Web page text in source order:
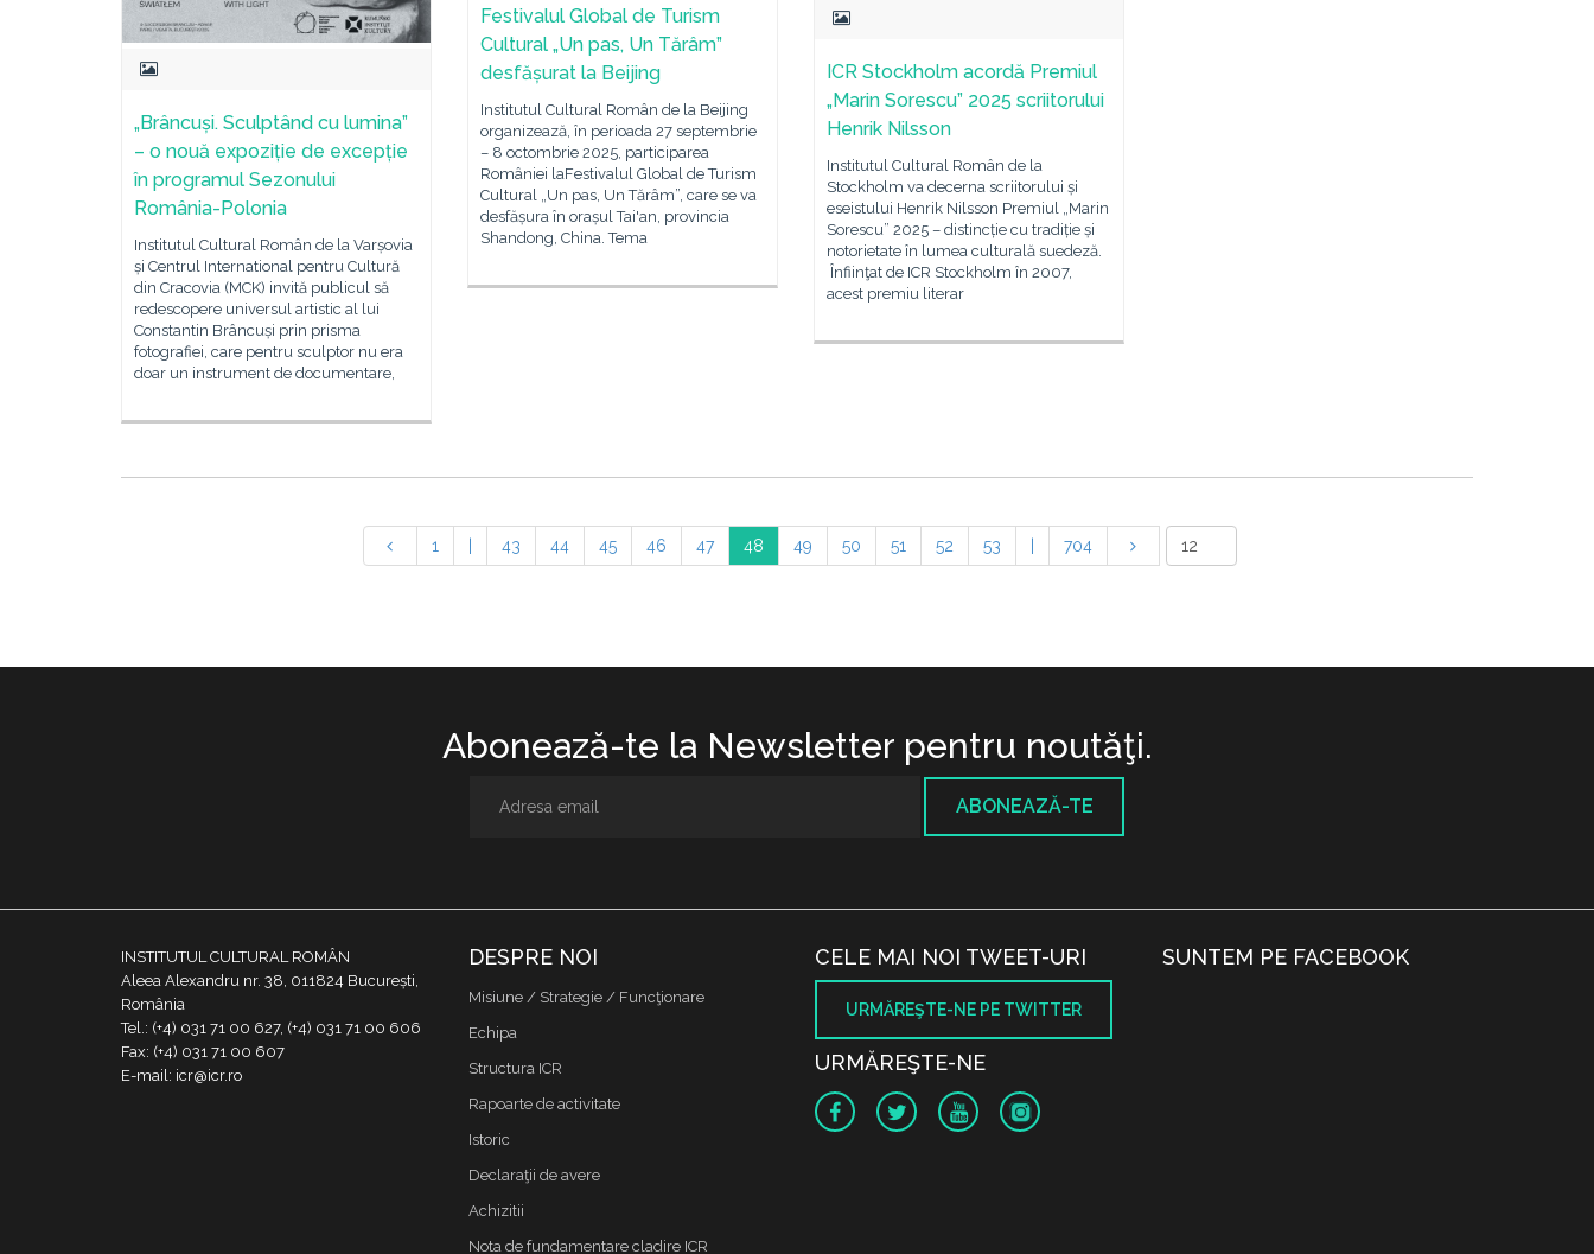
Festivalul Global de Turism
Cultural „Un pas, Un Tărâm”
desfășurat la Beijing
Institutul Cultural Român de la Beijing
organizează, în perioada 27 septembrie
– 8 octombrie 2025, participarea
României laFestivalul Global de Turism
Cultural „Un pas, Un Tărâm”, care se va
desfășura în orașul Tai'an, provincia
Shandong, China. Tema
ICR Stockholm acordă Premiul
„Marin Sorescu” 2025 scriitorului
Henrik Nilsson
Institutul Cultural Român de la
Stockholm va decerna scriitorului și
eseistului Henrik Nilsson Premiul „Marin
Sorescu” 2025 – distincție cu tradiție și
notorietate în lumea culturală suedeză.
Înfiinţat de ICR Stockholm în 2007,
acest premiu literar
„Brâncuși. Sculptând cu lumina”
– o nouă expoziție de excepție
în programul Sezonului
România-Polonia
Institutul Cultural Român de la Varșovia
și Centrul International pentru Cultură
din Cracovia (MCK) invită publicul să
redescopere universul artistic al lui
Constantin Brâncuși prin prisma
fotografiei, care pentru sculptor nu era
doar un instrument de documentare,
1 43 44 45 46 47 48 49 50 51 52 53 704
Abonează-te la Newsletter pentru noutăţi.
ABONEAZĂ-TE
INSTITUTUL CULTURAL ROMÂN
Aleea Alexandru nr. 38, 011824 București,
România
Tel.: (+4) 031 71 00 627, (+4) 031 71 00 606
Fax: (+4) 031 71 00 607
E-mail: icr@icr.ro
DESPRE NOI
Misiune / Strategie / Funcţionare
Echipa
Structura ICR
Rapoarte de activitate
Istoric
Declaraţii de avere
Achizitii
Nota de fundamentare cladire ICR
CELE MAI NOI TWEET-URI
URMĂREŞTE-NE PE TWITTER
URMĂREŞTE-NE
SUNTEM PE FACEBOOK